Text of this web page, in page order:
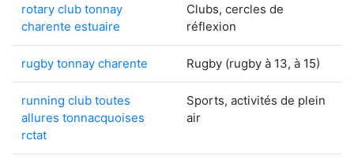
rotary club tonnay
charente estuaire
Clubs, cercles de
réflexion
rugby tonnay charente Rugby (rugby à 13, à 15)
running club toutes
allures tonnacquoises
rctat
Sports, activités de plein
air